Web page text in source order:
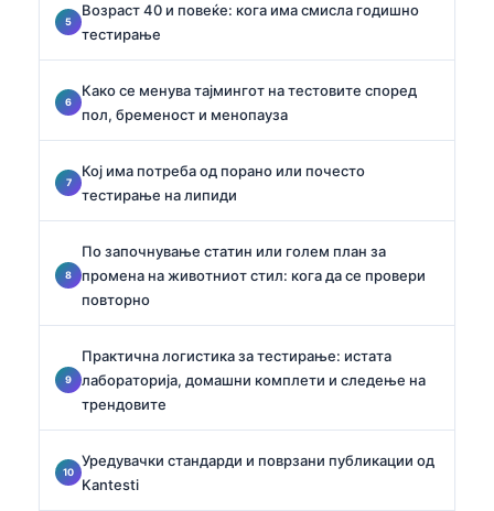
Возраст 40 и повеќе: кога има смисла годишно
тестирање
Како се менува тајмингот на тестовите според
пол, бременост и менопауза
Кој има потреба од порано или почесто
тестирање на липиди
По започнување статин или голем план за
промена на животниот стил: кога да се провери
повторно
Практична логистика за тестирање: истата
лабораторија, домашни комплети и следење на
трендовите
Уредувачки стандарди и поврзани публикации од
Kantesti